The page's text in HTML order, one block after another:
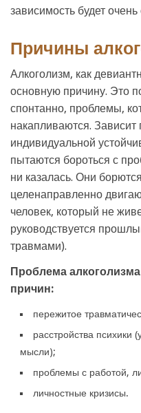
зависимость будет
Причины
Алкоголизм, как
основную причину. Это
спонтанно, проблемы,
накапливаются.
индивидуальной
пытаются бороться с
ни казалась. Они
целенаправленно
человек, который не
руководствуется
травмами).
Проблема алкоголизма
причин:
пережитое
расстройства психики
мысли);
проблемы с работой,
личностные кризисы.